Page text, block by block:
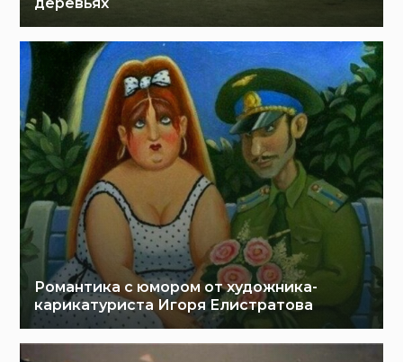
Романтика с юмором от художника-
карикатуриста Игоря Елистратова